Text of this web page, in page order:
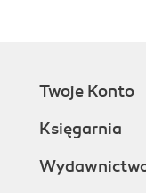
Summary
Creating
Twoje Konto
Księgarnia